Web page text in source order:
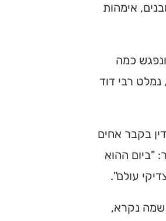
אימהות
כמה
רבי דוד
בקבר אחים
"ביום ההוא
עולם".
שמה נקרא,